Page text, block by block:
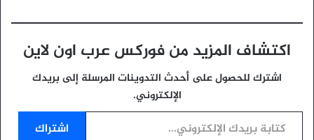
اكتشاف المزيد من فوركس عرب اون لاين
اشترك للحصول على أحدث التدوينات المرسلة إلى بريدك
الإلكتروني.
كتابة بريدك الإلكتروني...
اشتراك